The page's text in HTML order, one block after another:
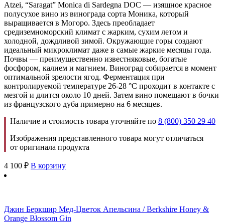
Atzei, “Saragat” Monica di Sardegna DOC — изящное красное
полусухое вино из винограда сорта Моника, который
выращивается в Могоро. Здесь преобладает
средиземноморский климат с жарким, сухим летом и
холодной, дождливой зимой. Окружающие горы создают
идеальный микроклимат даже в самые жаркие месяцы года.
Почвы — преимущественно известняковые, богатые
фосфором, калием и магнием. Виноград собирается в момент
оптимальной зрелости ягод. Ферментация при
контролируемой температуре 26-28 °С проходит в контакте с
мезгой и длится около 10 дней. Затем вино помещают в бочки
из французского дуба примерно на 6 месяцев.
Наличие и стоимость товара уточняйте по 8 (800) 350 29 40
Изображения представленного товара могут отличаться
от оригинала продукта
4 100 ₽ В корзину
Джин Беркшир Мед-Цветок Апельсина / Berkshire Honey &
Orange Blossom Gin